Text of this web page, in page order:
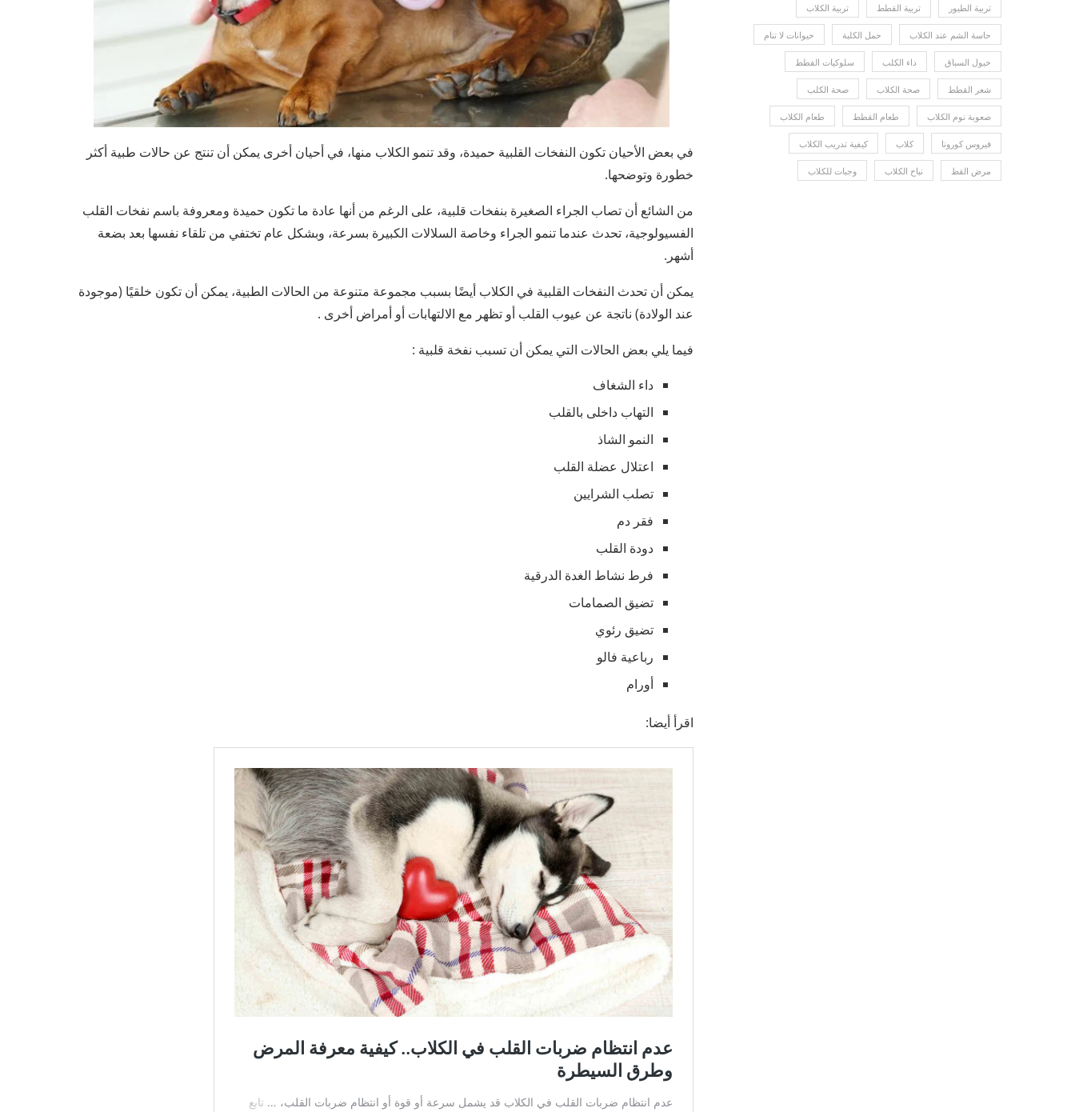
في بعض الأحيان تكون النفخات القلبية حميدة، وقد تنمو الكلاب منها، في أحيان أخرى يمكن أن تنتج عن حالات طبية أكثر
خطورة وتوضحها.
من الشائع أن تصاب الجراء الصغيرة بنفخات قلبية، على الرغم من أنها عادة ما تكون حميدة ومعروفة باسم نفخات القلب
الفسيولوجية، تحدث عندما تنمو الجراء وخاصة السلالات الكبيرة بسرعة، وبشكل عام تختفي من تلقاء نفسها بعد بضعة
أشهر.
يمكن أن تحدث النفخات القلبية في الكلاب أيضًا بسبب مجموعة متنوعة من الحالات الطبية، يمكن أن تكون خلقيًا (موجودة
عند الولادة) ناتجة عن عيوب القلب أو تظهر مع الالتهابات أو أمراض أخرى .
فيما يلي بعض الحالات التي يمكن أن تسبب نفخة قلبية :
داء الشغاف
التهاب داخلى بالقلب
النمو الشاذ
اعتلال عضلة القلب
تصلب الشرايين
فقر دم
دودة القلب
فرط نشاط الغدة الدرقية
تضيق الصمامات
تضيق رئوي
رباعية فالو
أورام
اقرأ أيضا:
تربية الطيور تربية القطط تربية الكلاب
حاسة الشم عند الكلاب حمل الكلبة حيوانات لا تنام
خيول السباق داء الكلب سلوكيات القطط
شعر القطط صحة الكلاب صحة الكلب
صعوبة نوم الكلاب طعام القطط طعام الكلاب
فيروس كورونا كلاب كيفية تدريب الكلاب
مرض القط نباح الكلاب وجبات للكلاب